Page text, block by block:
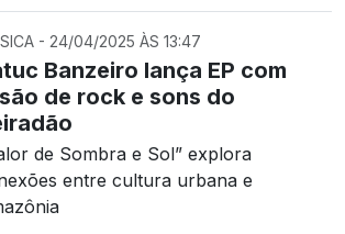
- 24/04/2025 ÀS 13:47
Banzeiro lança EP com
de rock e sons do
de Sombra e Sol” explora
entre cultura urbana e